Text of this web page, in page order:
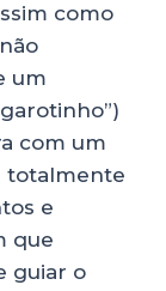
como
um
com um
totalmente
e
que
guiar o